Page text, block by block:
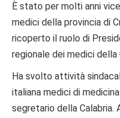
È stato per molti anni
medici della provincia di
ricoperto il ruolo di
regionale dei medici della
Ha svolto attività
italiana medici di
segretario della